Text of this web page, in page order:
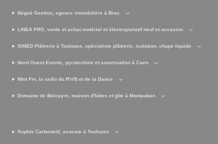
Bégué Gestion, agence immobilière à Brax
LINEA PRO, vente et achat matériel et électroportatif neuf et occasion
SIMED Plâtrerie à Toulouse, spécialiste plâtrerie, isolation, chape liquide
Nord Ouest Events, pyrotechnie et sonorisation à Caen
Mint Fm, la radio du R'n'B et de la Dance
Domaine de Belcayre, maison d'hôtes et gîte à Montauban
Sophie Carboneill, avocate à Toulouse